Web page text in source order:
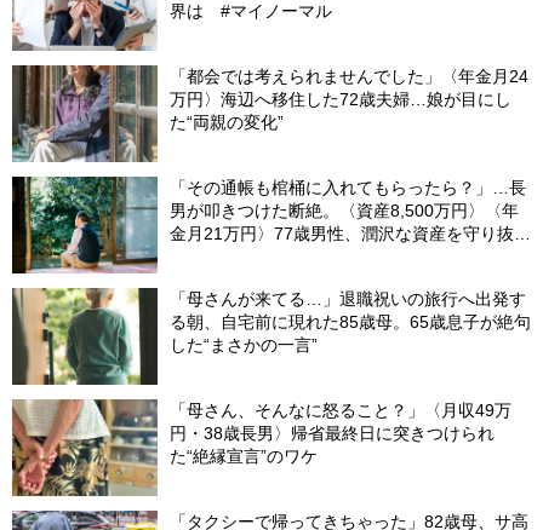
界は #マイノーマル
「都会では考えられませんでした」〈年金月24
万円〉海辺へ移住した72歳夫婦…娘が目にし
た“両親の変化”
「その通帳も棺桶に入れてもらったら？」…長
男が叩きつけた断絶。〈資産8,500万円〉〈年
金月21万円〉77歳男性、潤沢な資産を守り抜い
「母さんが来てる…」退職祝いの旅行へ出発す
る朝、自宅前に現れた85歳母。65歳息子が絶句
した“まさかの一言”
「母さん、そんなに怒ること？」〈月収49万
円・38歳長男〉帰省最終日に突きつけられ
た“絶縁宣言”のワケ
「タクシーで帰ってきちゃった」82歳母、サ高